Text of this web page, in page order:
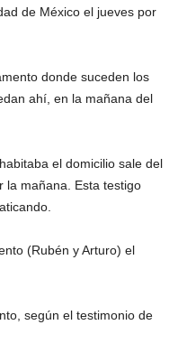
de México el jueves por
donde suceden los
ahí, en la mañana del
el domicilio sale del
la mañana. Esta testigo
(Rubén y Arturo) el
según el testimonio de